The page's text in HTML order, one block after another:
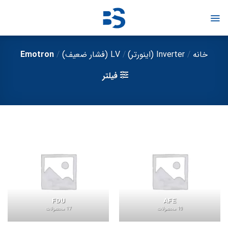
خانه / Inverter (اینورتر) / LV (فشار ضعیف) /
Emotron
فیلتر
AFE
10 محصولات
FDU
17 محصولات